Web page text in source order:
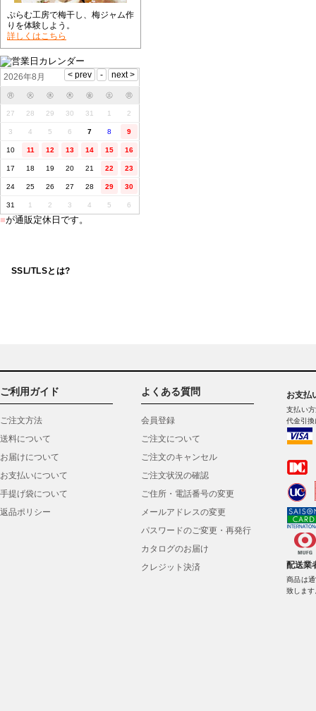
ぷらむ工房で梅干し、梅ジャム作
りを体験しよう。
詳しくはこちら
2026年8月
㊊ ㊋ ㊌ ㊍ ㊎ ㊏ ㊐
27 28 29 30 31 1 2
3 4 5 6 7 8 9
10 11 12 13 14 15 16
17 18 19 20 21 22 23
24 25 26 27 28 29 30
31 1 2 3 4 5 6
■が通販定休日です。
SSL/TLSとは?
ご利用ガイド
ご注文方法
送料について
お届けについて
お支払いについて
手提げ袋について
返品ポリシー
よくある質問
会員登録
ご注文について
ご注文のキャンセル
ご注文状況の確認
ご住所・電話番号の変更
メールアドレスの変更
パスワードのご変更・再発行
カタログのお届け
クレジット決済
お支払
支払い
代金引
配送業
商品は
致します